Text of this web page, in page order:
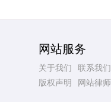
网站服务
关于我们 联系我们
版权声明
网站律师